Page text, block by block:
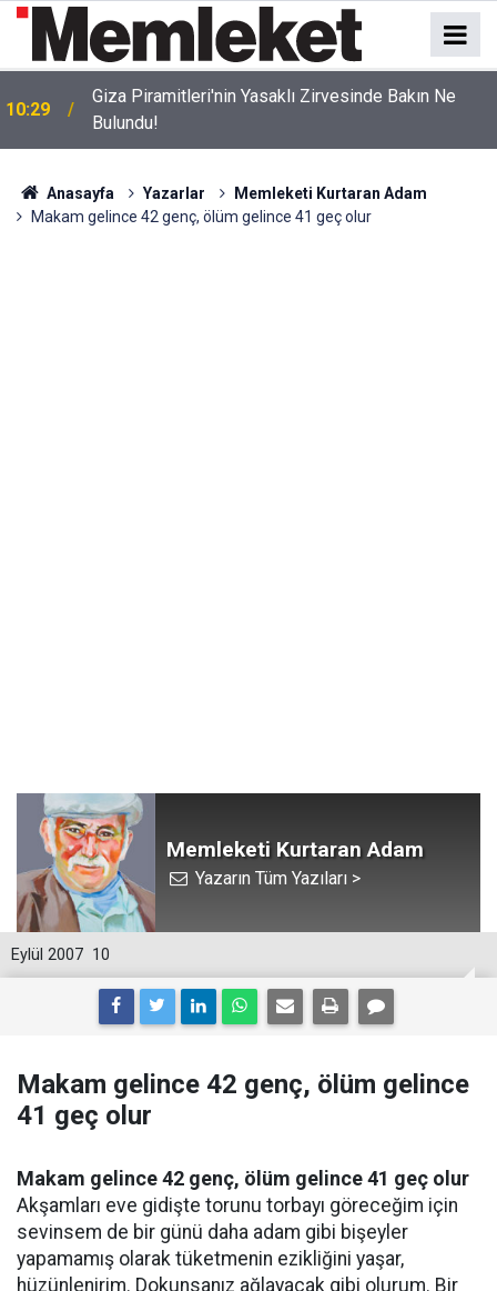
10:29
Giza Piramitleri'nin Yasaklı Zirvesinde Bakın Ne
Bulundu!
Anasayfa Yazarlar
Memleketi Kurtaran Adam
Makam gelince 42 genç, ölüm gelince 41 geç olur
Memleketi Kurtaran Adam
Yazarın Tüm Yazıları >
10
Eylül 2007
Makam gelince 42 genç, ölüm gelince
41 geç olur
Makam gelince 42 genç, ölüm gelince 41 geç olur
Akşamları eve gidişte torunu torbayı göreceğim için
sevinsem de bir günü daha adam gibi bişeyler
yapamamış olarak tüketmenin ezikliğini yaşar,
hüzünlenirim. Dokunsanız ağlayacak gibi olurum. Bir